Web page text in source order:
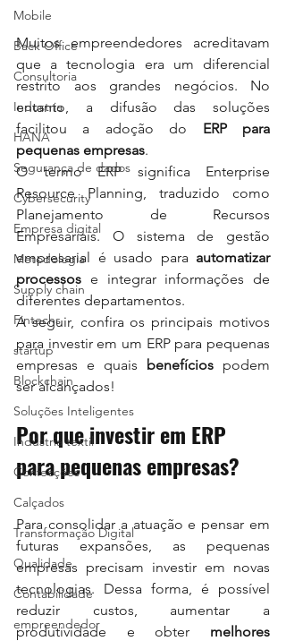
Mobile
Back Office
Consultoria
Industria
HANA
Segurança de dados
Cybersecurity
Empresa digital
Metodologia
Supply chain
Fintechs
startup
Blockchain
Soluções Inteligentes
Indústria textil
Confecções
Calçados
Transformação Digital
Qualidade
Contabilidade
empreendedor
Muitos empreendedores acreditavam
que a tecnologia era um diferencial
restrito aos grandes negócios. No
entanto, a difusão das soluções
facilitou a adoção do ERP para
pequenas empresas.
O termo ERP significa Enterprise
Resource Planning, traduzido como
Planejamento de Recursos
Empresariais. O sistema de gestão
empresarial é usado para automatizar
processos e integrar informações de
diferentes departamentos.
A seguir, confira os principais motivos
para investir em um ERP para pequenas
empresas e quais benefícios podem
ser alcançados!
Por que investir em ERP
para pequenas empresas?
Para consolidar a atuação e pensar em
futuras expansões, as pequenas
empresas precisam investir em novas
tecnologias. Dessa forma, é possível
reduzir custos, aumentar a
produtividade e obter melhores